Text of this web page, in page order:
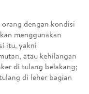
dengan kondisi
menggunakan
itu, yakni
atau kehilangan
di tulang belakang;
di leher bagian